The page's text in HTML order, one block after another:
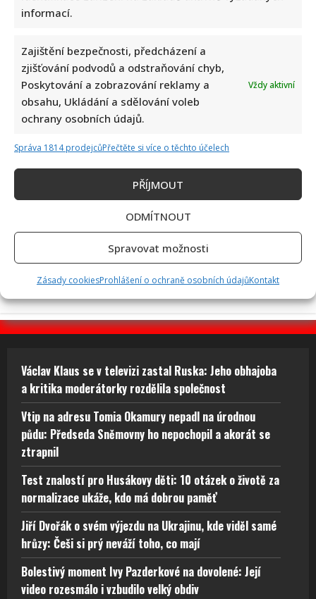
informací.
Zajištění bezpečnosti, předcházení a
zjišťování podvodů a odstraňování chyb,
Poskytování a zobrazování reklamy a
obsahu, Ukládání a sdělování voleb
ochrany osobních údajů.
Vždy aktivní
Správa 1814 prodejcůPřečtěte si více o těchto účelech
PŘÍJMOUT
ODMÍTNOUT
Spravovat možnosti
Zásady cookiesProhlášení o ochraně osobních údajůKontakt
Jiří Dvořák o svém výjezdu na Ukrajinu, kde viděl samé hrůzy:
Češi si prý neváží toho, co mají
Bolestivý moment Ivy Pazderkové na dovolené: Její video
rozesmálo i vzbudilo velký obdiv
Václav Klaus se v televizi zastal Ruska: Jeho obhajoba
a kritika moderátorky rozdělila společnost
Vtip na adresu Tomia Okamury nepadl na úrodnou
půdu: Předseda Sněmovny ho nepochopil a akorát se
ztrapnil
Test znalostí pro Husákovy děti: 10 otázek o životě za
normalizace ukáže, kdo má dobrou paměť
Jiří Dvořák o svém výjezdu na Ukrajinu, kde viděl samé
hrůzy: Češi si prý neváží toho, co mají
Bolestivý moment Ivy Pazderkové na dovolené: Její
video rozesmálo i vzbudilo velký obdiv